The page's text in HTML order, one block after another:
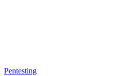
Pentesting